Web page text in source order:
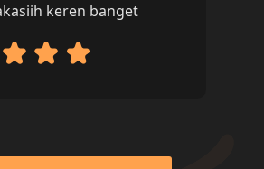
keren banget